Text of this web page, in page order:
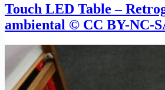
Touch LED Table –
ambiental © CC BY-NC-